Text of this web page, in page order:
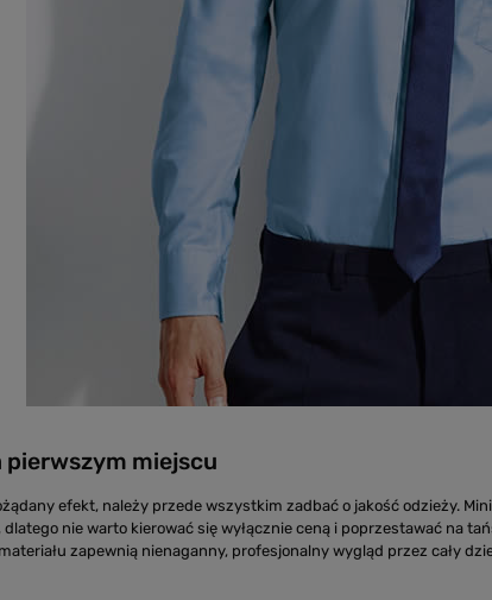
pierwszym miejscu
efekt, należy przede wszystkim zadbać o jakość odzieży.
dlatego nie warto kierować się wyłącznie ceną i poprzestawać na
zapewnią nienaganny, profesjonalny wygląd przez cały